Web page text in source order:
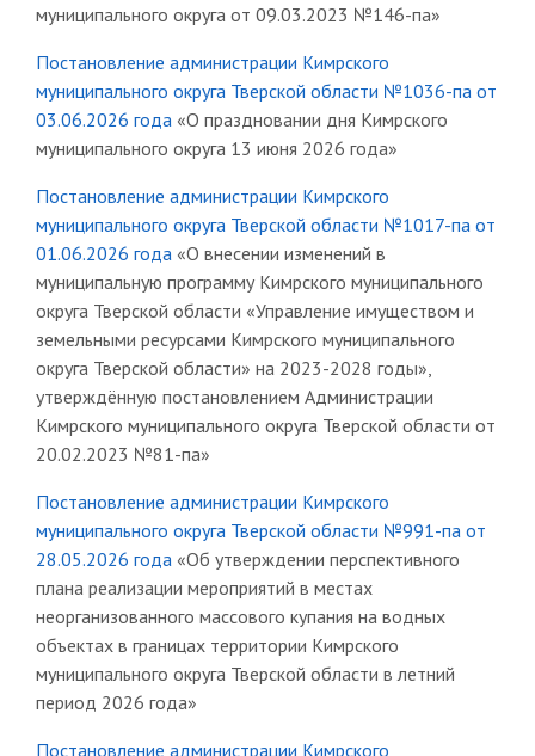
муниципального округа от 09.03.2023 №146-па»
Постановление администрации Кимрского
муниципального округа Тверской области №1036-па от
03.06.2026 года «О праздновании дня Кимрского
муниципального округа 13 июня 2026 года»
Постановление администрации Кимрского
муниципального округа Тверской области №1017-па от
01.06.2026 года «О внесении изменений в
муниципальную программу Кимрского муниципального
округа Тверской области «Управление имуществом и
земельными ресурсами Кимрского муниципального
округа Тверской области» на 2023-2028 годы»,
утверждённую постановлением Администрации
Кимрского муниципального округа Тверской области от
20.02.2023 №81-па»
Постановление администрации Кимрского
муниципального округа Тверской области №991-па от
28.05.2026 года «Об утверждении перспективного
плана реализации мероприятий в местах
неорганизованного массового купания на водных
объектах в границах территории Кимрского
муниципального округа Тверской области в летний
период 2026 года»
Постановление администрации Кимрского